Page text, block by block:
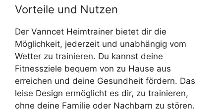
Vorteile und Nutzen
Der Vanncet Heimtrainer bietet dir die
Möglichkeit, jederzeit und unabhängig vom
Wetter zu trainieren. Du kannst deine
Fitnessziele bequem von zu Hause aus
erreichen und deine Gesundheit fördern. Das
leise Design ermöglicht es dir, zu trainieren,
ohne deine Familie oder Nachbarn zu stören.